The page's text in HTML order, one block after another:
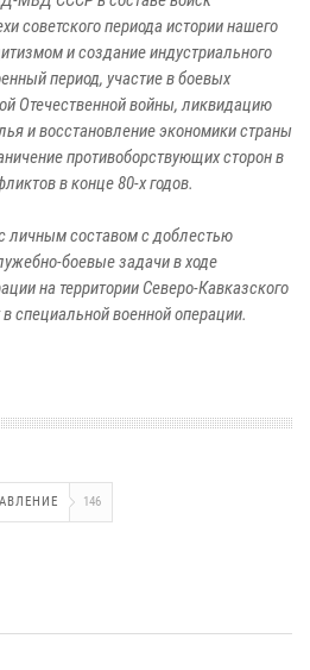
советского периода истории нашего
и создание индустриального
период, участие в боевых
Отечественной войны, ликвидацию
и восстановление экономики страны
противоборствующих сторон в
в конце 80-х годов.
личным составом с доблестью
боевые задачи в ходе
на территории Северо-Кавказского
специальной военной операции.
146